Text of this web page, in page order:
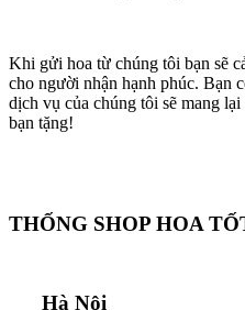
Khi gửi hoa từ chúng tôi bạn sẽ
cho người nhận hạnh phúc. Bạn
dịch vụ của chúng tôi sẽ mang
bạn tặng!
THỐNG SHOP HOA
Hà